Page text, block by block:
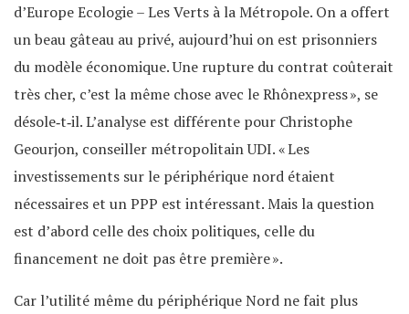
d’Europe Ecologie – Les Verts à la Métropole. On a offert
un beau gâteau au privé, aujourd’hui on est prisonniers
du modèle économique. Une rupture du contrat coûterait
très cher, c’est la même chose avec le Rhônexpress », se
désole‐t‐il. L’analyse est différente pour Christophe
Geourjon, conseiller métropolitain UDI. « Les
investissements sur le périphérique nord étaient
nécessaires et un PPP est intéressant. Mais la question
est d’abord celle des choix politiques, celle du
financement ne doit pas être première ».
Car l’utilité même du périphérique Nord ne fait plus